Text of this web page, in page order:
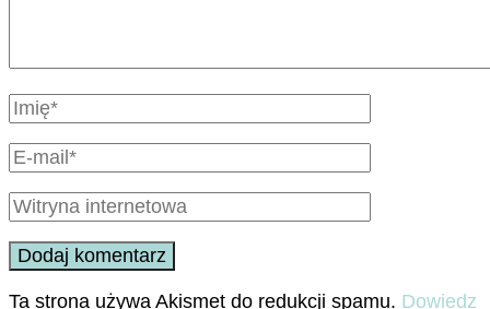
Ta strona używa Akismet do redukcji spamu. Dowiedz